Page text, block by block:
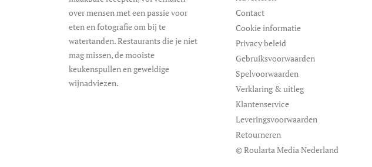
over mensen met een passie voor
eten en fotografie om bij te
watertanden. Restaurants die je niet
mag missen, de mooiste
keukenspullen en geweldige
wijnadviezen.
Contact
Cookie informatie
Privacy beleid
Gebruiksvoorwaarden
Spelvoorwaarden
Verklaring & uitleg
Klantenservice
Leveringsvoorwaarden
Retourneren
© Roularta Media Nederland